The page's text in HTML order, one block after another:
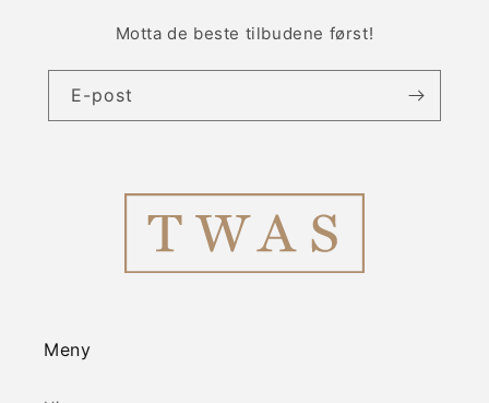
Motta de beste tilbudene først!
E-post
Meny